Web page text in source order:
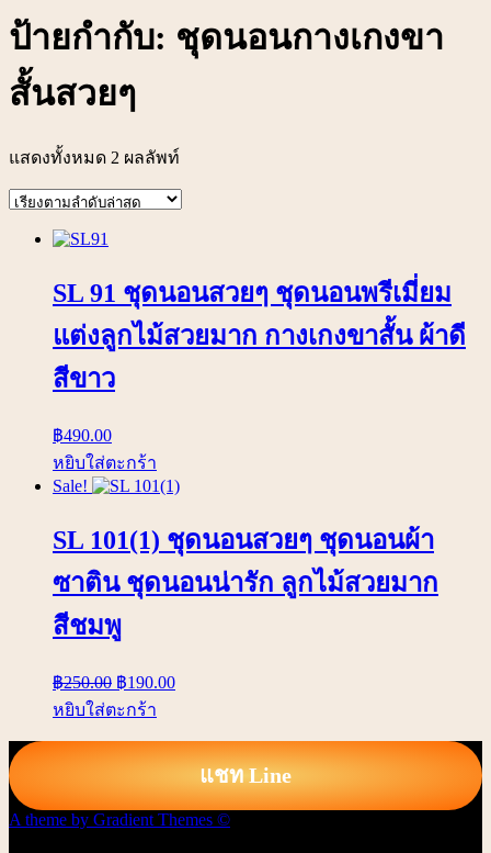
ป้ายกำกับ: ชุดนอนกางเกงขา
สั้นสวยๆ
แสดงทั้งหมด 2 ผลลัพท์
SL 91 ชุดนอนสวยๆ ชุดนอนพรีเมี่ยม
แต่งลูกไม้สวยมาก กางเกงขาสั้น ผ้าดี
สีขาว
฿490.00
หยิบใส่ตะกร้า
Sale!
SL 101(1) ชุดนอนสวยๆ ชุดนอนผ้า
ซาติน ชุดนอนน่ารัก ลูกไม้สวยมาก
สีชมพู
฿250.00 ฿190.00
หยิบใส่ตะกร้า
แชท Line
A theme by Gradient Themes ©